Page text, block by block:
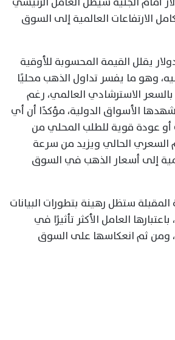
الارتفاعات العالمية إلى السوق
يقلل القيمة المحسوبة للأوقية
وهو ما يفسر تداول الذهب محليًا
الاسترشادي العالمي، رغم
الأسواق الدولية، مؤكدًا أن أي
عودة قوية للطلب المحلي من
الحالي ويزيد من سرعة
إلى أسعار الذهب في السوق
ستظل رهينة بتطورات البيانات
العامل الأكثر تأثيرًا في
ومن ثم انعكاسها على السوق